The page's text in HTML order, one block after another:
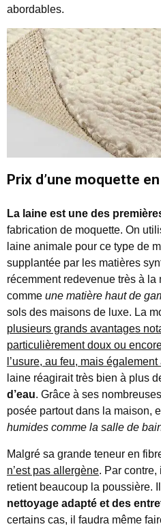
abordables.
Prix d’une moquette
La laine est une des
fabrication de moquette. On
laine animale pour ce type de
supplantée par les matières
récemment redevenue très à la
comme une matière haut de
sols des maisons de luxe. La
plusieurs grands avantages
particulièrement doux ou
l’usure, au feu, mais
laine réagirait très bien à plus
d’eau. Grâce à ses
posée partout dans la maison,
humides comme la salle de
Malgré sa grande teneur en
n’est pas allergène. Par
retient beaucoup la poussière.
nettoyage adapté et des
certains cas, il faudra même